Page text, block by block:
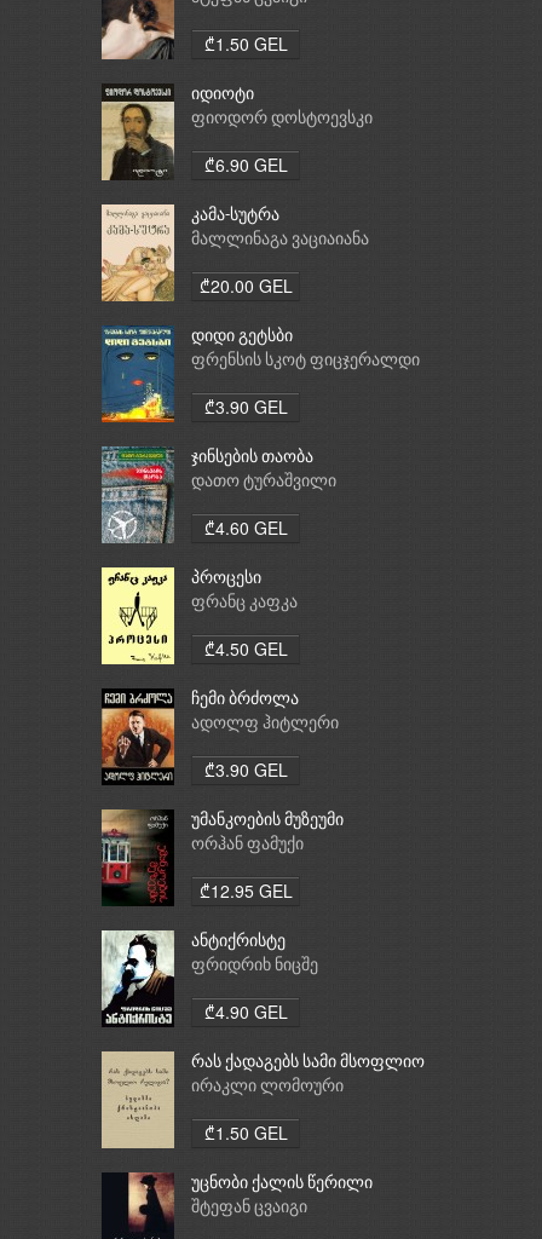
₾1.50 GEL
იდიოტი
ფიოდორ დოსტოევსკი
₾6.90 GEL
კამა-სუტრა
მალლინაგა ვაციაიანა
₾20.00 GEL
დიდი გეტსბი
ფრენსის სკოტ ფიცჯერალდი
₾3.90 GEL
ჯინსების თაობა
დათო ტურაშვილი
₾4.60 GEL
პროცესი
ფრანც კაფკა
₾4.50 GEL
ჩემი ბრძოლა
ადოლფ ჰიტლერი
₾3.90 GEL
უმანკოების მუზეუმი
ორჰან ფამუქი
₾12.95 GEL
ანტიქრისტე
ფრიდრიხ ნიცშე
₾4.90 GEL
რას ქადაგებს სამი მსოფლიო
რელიგია: ბუდიზმი,
ირაკლი ლომოური
₾1.50 GEL
უცნობი ქალის წერილი
შტეფან ცვაიგი